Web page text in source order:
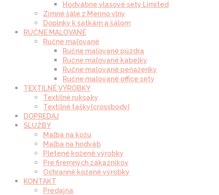
Hodvábne vlasové sety Limited
Zimné šále z Merino vlny
Doplnky k šatkám a šálom
RUČNE MAĽOVANÉ
Ručne maľované
Ručne maľované púzdra
Ručne maľované kabelky
Ručne maľované peňaženky
Ručne maľované office sety
TEXTILNÉ VÝROBKY
Textilné ruksaky
Textilné tašky(crossbody)
DOPREDAJ
SLUŽBY
Maľba na kožu
Maľba na hodváb
Pletené kožené výrobky
Pre firemných zákazníkov
Ochranné kožené výrobky
KONTAKT
Predajňa